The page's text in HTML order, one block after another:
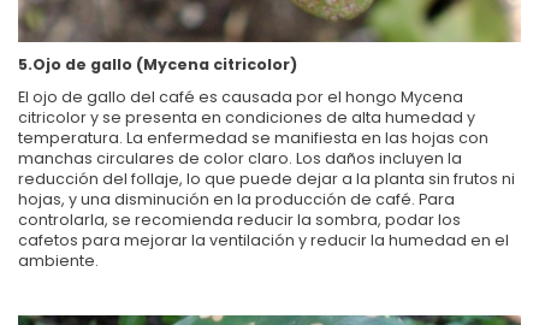
5.Ojo de gallo (Mycena citricolor)
El ojo de gallo del café es causada por el hongo Mycena
citricolor y se presenta en condiciones de alta humedad y
temperatura. La enfermedad se manifiesta en las hojas con
manchas circulares de color claro. Los daños incluyen la
reducción del follaje, lo que puede dejar a la planta sin frutos ni
hojas, y una disminución en la producción de café. Para
controlarla, se recomienda reducir la sombra, podar los
cafetos para mejorar la ventilación y reducir la humedad en el
ambiente.